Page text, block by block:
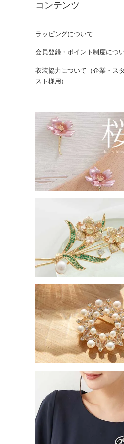
コンテンツ
ラッピングについて
会員登録・ポイント制度につ
衣装協力について（企業・ス
スト様用）